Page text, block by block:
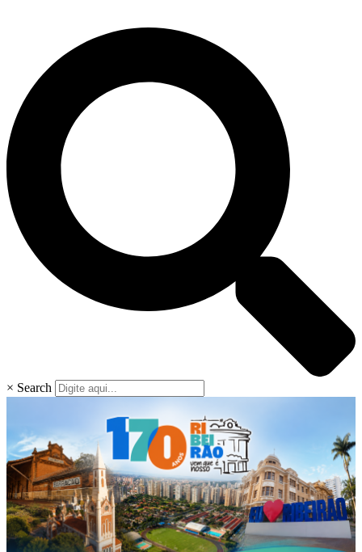
× Search